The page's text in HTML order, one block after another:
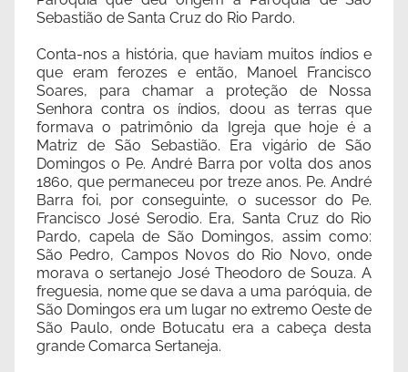
Sebastião de Santa Cruz do Rio Pardo.
Conta-nos a história, que haviam muitos índios e
que eram ferozes e então, Manoel Francisco
Soares, para chamar a proteção de Nossa
Senhora contra os índios, doou as terras que
formava o patrimônio da Igreja que hoje é a
Matriz de São Sebastião. Era vigário de São
Domingos o Pe. André Barra por volta dos anos
1860, que permaneceu por treze anos. Pe. André
Barra foi, por conseguinte, o sucessor do Pe.
Francisco José Serodio. Era, Santa Cruz do Rio
Pardo, capela de São Domingos, assim como:
São Pedro, Campos Novos do Rio Novo, onde
morava o sertanejo José Theodoro de Souza. A
freguesia, nome que se dava a uma paróquia, de
São Domingos era um lugar no extremo Oeste de
São Paulo, onde Botucatu era a cabeça desta
grande Comarca Sertaneja.